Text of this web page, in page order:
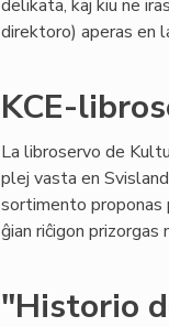
delikata, kaj kiu ne
direktoro) aperas en
KCE-
La libroservo de
plej vasta en
sortimento
ĝian riĉigon
"Historio